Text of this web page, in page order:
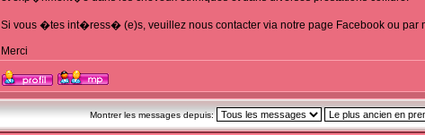
Si vous �tes int�ress� (e)s, veuillez nous contacter via notre page Facebook ou par
Merci
Montrer les messages depuis: